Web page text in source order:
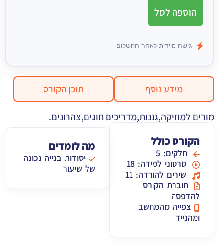
הוספה לסל
גישה מיידית לאחר התשלום
מידע נוסף תוכן הקורס
מורים למוזיקה,גננות,מדריכים חוגים,צהרונים.
הקורס כולל
חלקים: 5
סרטוני למידה: 18
שירים להורדה: 11
חוברת הקורס
להדפסה
צפייה מהמחשב
ומהנייד
מה לומדים
יסודות בנייה נכונה
של שיעור